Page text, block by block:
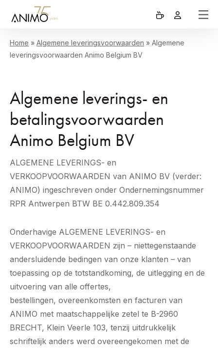
Home » Algemene leveringsvoorwaarden » Algemene
leveringsvoorwaarden Animo Belgium BV
Algemene leverings- en
betalingsvoorwaarden
Animo Belgium BV
ALGEMENE LEVERINGS- en
VERKOOPVOORWAARDEN van ANIMO BV (verder:
ANIMO) ingeschreven onder Ondernemingsnummer
RPR Antwerpen BTW BE 0.442.809.354
Onderhavige ALGEMENE LEVERINGS- en
VERKOOPVOORWAARDEN zijn – niettegenstaande
andersluidende bedingen van onze klanten – van
toepassing op de totstandkoming, de uitlegging en de
uitvoering van alle offertes,
bestellingen, overeenkomsten en facturen van
ANIMO met maatschappelijke zetel te B-2960
BRECHT, Klein Veerle 103, tenzij uitdrukkelijk
schriftelijk anders werd overeengekomen met de